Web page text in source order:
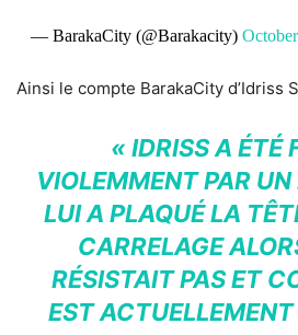
— BarakaCity (@Barakacity)
Ainsi le compte BarakaCity d’Idriss
« IDRISS A ÉTÉ
VIOLEMMENT PAR
LUI A PLAQUÉ LA
CARRELAGE
RÉSISTAIT PAS ET
EST